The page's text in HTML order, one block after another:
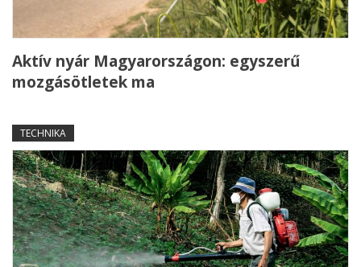
Aktív nyár Magyarországon: egyszerű
mozgásötletek ma
TECHNIKA